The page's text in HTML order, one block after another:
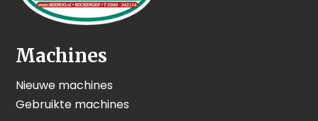
Machines
Nieuwe machines
Gebruikte machines